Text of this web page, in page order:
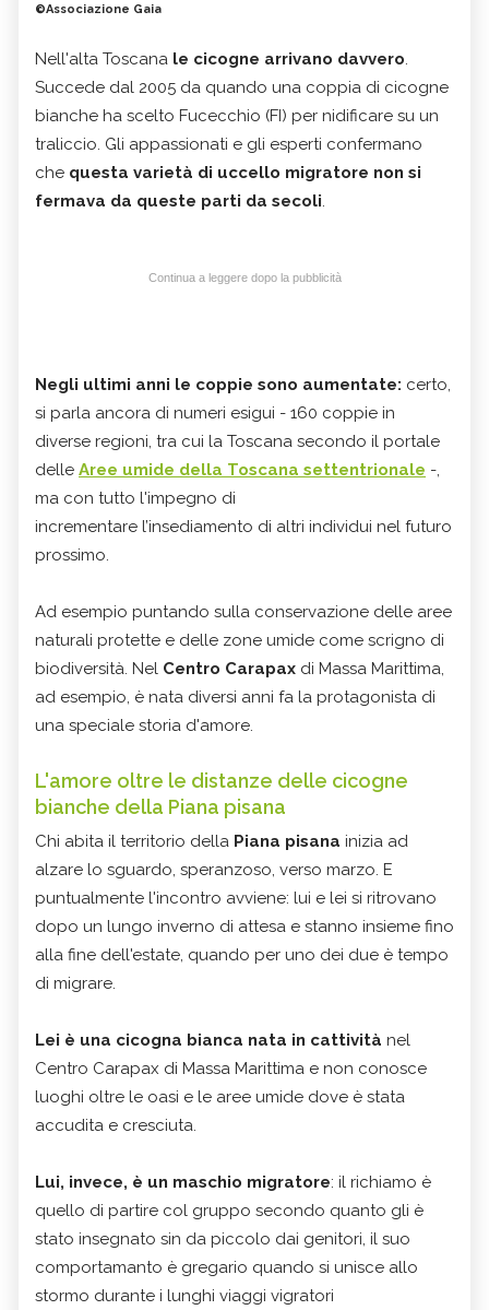
©Associazione Gaia
Nell'alta Toscana le cicogne arrivano davvero.
Succede dal 2005 da quando una coppia di cicogne
bianche ha scelto Fucecchio (FI) per nidificare su un
traliccio. Gli appassionati e gli esperti confermano
che questa varietà di uccello migratore non si
fermava da queste parti da secoli.
Continua a leggere dopo la pubblicità
Negli ultimi anni le coppie sono aumentate: certo,
si parla ancora di numeri esigui - 160 coppie in
diverse regioni, tra cui la Toscana secondo il portale
delle Aree umide della Toscana settentrionale -,
ma con tutto l'impegno di
incrementare l’insediamento di altri individui nel futuro
prossimo.
Ad esempio puntando sulla conservazione delle aree
naturali protette e delle zone umide come scrigno di
biodiversità. Nel Centro Carapax di Massa Marittima,
ad esempio, è nata diversi anni fa la protagonista di
una speciale storia d'amore.
L'amore oltre le distanze delle cicogne
bianche della Piana pisana
Chi abita il territorio della Piana pisana inizia ad
alzare lo sguardo, speranzoso, verso marzo. E
puntualmente l'incontro avviene: lui e lei si ritrovano
dopo un lungo inverno di attesa e stanno insieme fino
alla fine dell'estate, quando per uno dei due è tempo
di migrare.
Lei è una cicogna bianca nata in cattività nel
Centro Carapax di Massa Marittima e non conosce
luoghi oltre le oasi e le aree umide dove è stata
accudita e cresciuta.
Lui, invece, è un maschio migratore: il richiamo è
quello di partire col gruppo secondo quanto gli è
stato insegnato sin da piccolo dai genitori, il suo
comportamanto è gregario quando si unisce allo
stormo durante i lunghi viaggi vigratori